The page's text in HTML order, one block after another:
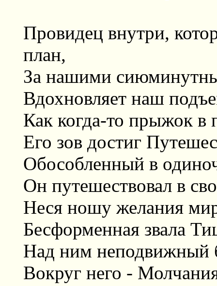
Провидец внутри,
план,
За нашими
Вдохновляет наш
Как когда-то прыжок в
Его зов достиг
Обособленный в
Он путешествовал в
Неся ношу желания
Бесформенная звала
Над ним неподвижный
Вокруг него -